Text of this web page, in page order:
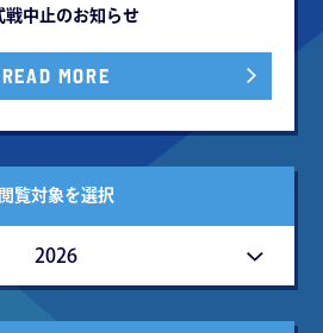
戦中⽌のお知らせ
READ MORE
閲覧対象を選択
2026